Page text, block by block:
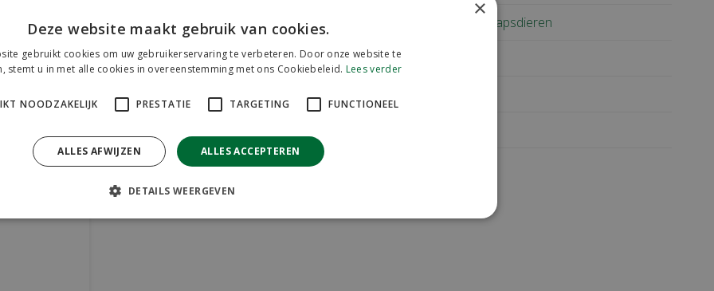
Ventilatie van
koeienstallen
Behandeling van
Gezelschapsdieren
×
Deze website maakt gebruik van cookies.
gebruikt cookies om uw gebruikerservaring te verbeteren. Door onze website te
stemt u in met alle cookies in overeenstemming met ons Cookiebeleid. Lees verder
NOODZAKELIJK PRESTATIE TARGETING FUNCTIONEEL
ALLES ACCEPTEREN
ALLES AFWIJZEN
DETAILS WEERGEVEN